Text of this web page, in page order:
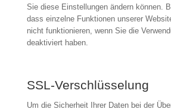
Sie diese Einstellungen ändern können.
dass einzelne Funktionen unserer
nicht funktionieren, wenn Sie die
deaktiviert haben.
SSL-Verschlüsselung
Um die Sicherheit Ihrer Daten bei der